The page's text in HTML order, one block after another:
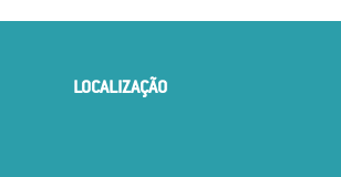
LOCALIZAÇÃO